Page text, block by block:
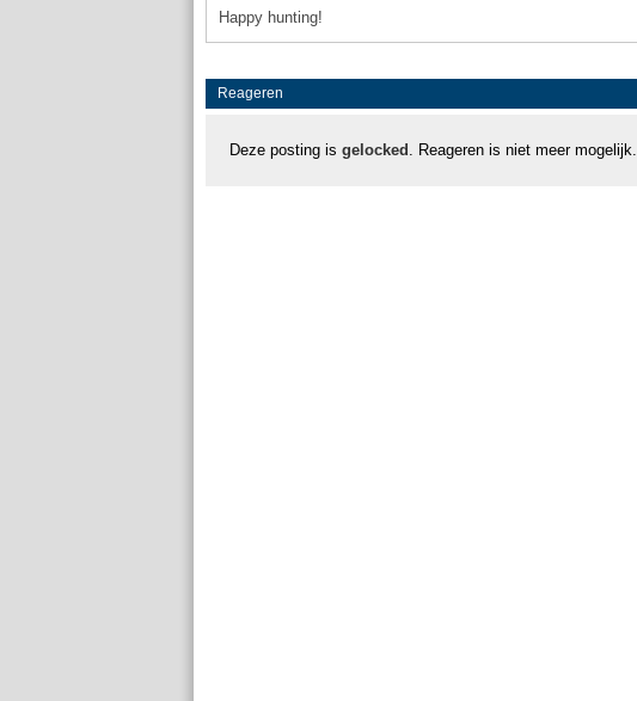
Happy hunting!
Reageren
Deze posting is gelocked . Reageren is niet meer mogelijk.